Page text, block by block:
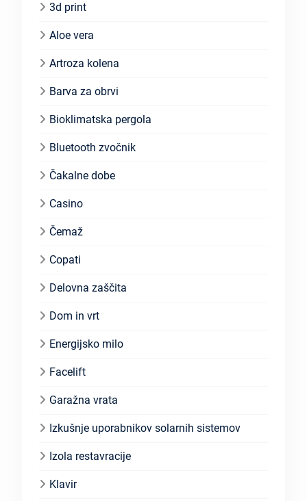
3d print
Aloe vera
Artroza kolena
Barva za obrvi
Bioklimatska pergola
Bluetooth zvočnik
Čakalne dobe
Casino
Čemaž
Copati
Delovna zaščita
Dom in vrt
Energijsko milo
Facelift
Garažna vrata
Izkušnje uporabnikov solarnih sistemov
Izola restavracije
Klavir